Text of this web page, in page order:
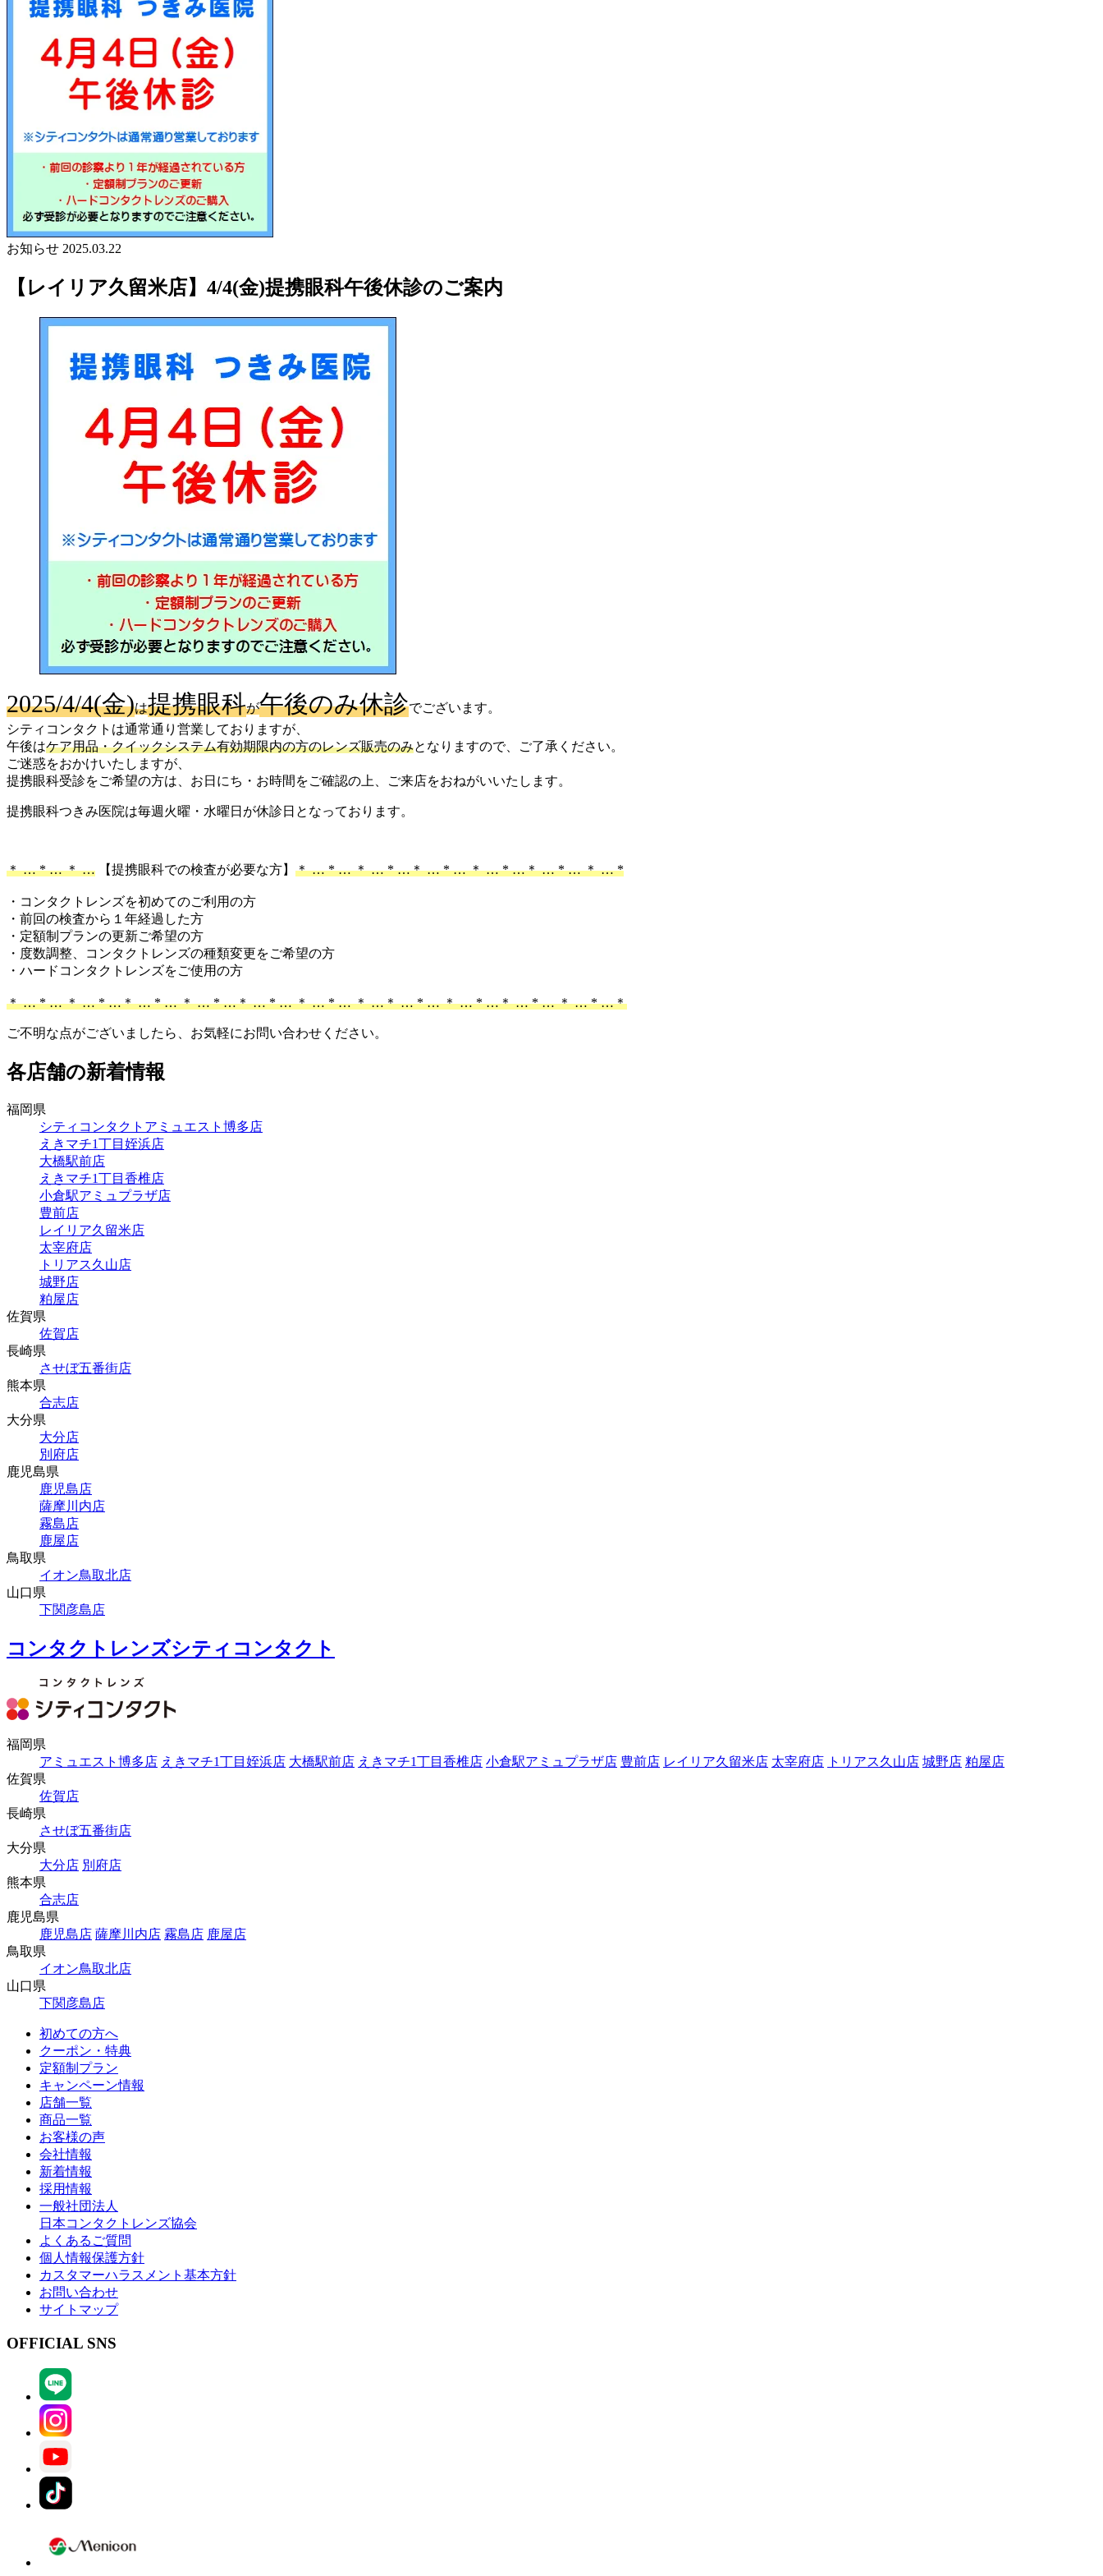
お知らせ 2025.03.22
【レイリア久留米店】4/4(金)提携眼科午後休診のご案内
2025/4/4(金)は提携眼科が午後のみ休診でございます。
シティコンタクトは通常通り営業しておりますが、
午後はケア用品・クイックシステム有効期限内の方のレンズ販売のみとなりますので、ご了承ください。
ご迷惑をおかけいたしますが、
提携眼科受診をご希望の方は、お日にち・お時間をご確認の上、ご来店をおねがいいたします。
提携眼科つきみ医院は毎週火曜・水曜日が休診日となっております。
＊ … * … ＊ … 【提携眼科での検査が必要な方】 ＊ … * … ＊ … * …＊ … * … ＊ … * …＊ … * … ＊ … *
・コンタクトレンズを初めてのご利用の方
・前回の検査から１年経過した方
・定額制プランの更新ご希望の方
・度数調整、コンタクトレンズの種類変更をご希望の方
・ハードコンタクトレンズをご使用の方
＊ … * … ＊ … * …＊ … * … ＊ … * …＊ … * … ＊ … * … ＊ …＊ … * … ＊ … * …＊ … * … ＊ … * …＊
ご不明な点がございましたら、お気軽にお問い合わせください。
各店舗の新着情報
福岡県
シティコンタクトアミュエスト博多店
えきマチ1丁目姪浜店
大橋駅前店
えきマチ1丁目香椎店
小倉駅アミュプラザ店
豊前店
レイリア久留米店
太宰府店
トリアス久山店
城野店
粕屋店
佐賀県
佐賀店
長崎県
させぼ五番街店
熊本県
合志店
大分県
大分店
別府店
鹿児島県
鹿児島店
薩摩川内店
霧島店
鹿屋店
鳥取県
イオン鳥取北店
山口県
下関彦島店
コンタクトレンズシティコンタクト
福岡県
アミュエスト博多店 えきマチ1丁目姪浜店 大橋駅前店 えきマチ1丁目香椎店 小倉駅アミュプラザ店 豊前店 レイリア久留米店 太宰府店 トリアス久山店 城野店 粕屋店
佐賀県
佐賀店
長崎県
させぼ五番街店
大分県
大分店 別府店
熊本県
合志店
鹿児島県
鹿児島店 薩摩川内店 霧島店 鹿屋店
鳥取県
イオン鳥取北店
山口県
下関彦島店
初めての方へ
クーポン・特典
定額制プラン
キャンペーン情報
店舗一覧
商品一覧
お客様の声
会社情報
新着情報
採用情報
一般社団法人
日本コンタクトレンズ協会
よくあるご質問
個人情報保護方針
カスタマーハラスメント基本方針
お問い合わせ
サイトマップ
OFFICIAL SNS